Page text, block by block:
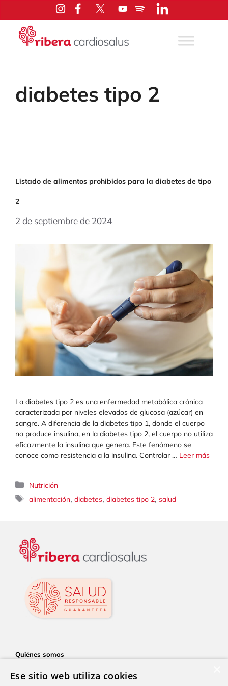
contenido
diabetes tipo 2
Listado de alimentos prohibidos para la diabetes de tipo
2
2 de septiembre de 2024
La diabetes tipo 2 es una enfermedad metabólica crónica
caracterizada por niveles elevados de glucosa (azúcar) en
sangre. A diferencia de la diabetes tipo 1, donde el cuerpo
no produce insulina, en la diabetes tipo 2, el cuerpo no utiliza
eficazmente la insulina que genera. Este fenómeno se
conoce como resistencia a la insulina. Controlar … Leer más
Categorías
Nutrición
Etiquetas
alimentación,diabetes,diabetes tipo 2, salud
Quiénes somos
Servicios
Ese sitio web utiliza cookies